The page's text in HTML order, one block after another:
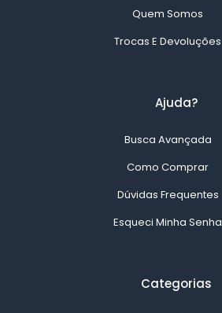
Quem Somos
Trocas E Devoluções
Ajuda?
Busca Avançada
Como Comprar
Dúvidas Frequentes
Esqueci Minha Senha
Categorias